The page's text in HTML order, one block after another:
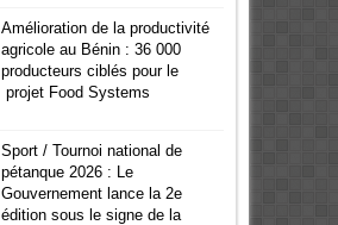
Amélioration de la productivité
agricole au Bénin : 36 000
producteurs ciblés pour le
projet Food Systems
Sport / Tournoi national de
pétanque 2026 : Le
Gouvernement lance la 2e
édition sous le signe de la